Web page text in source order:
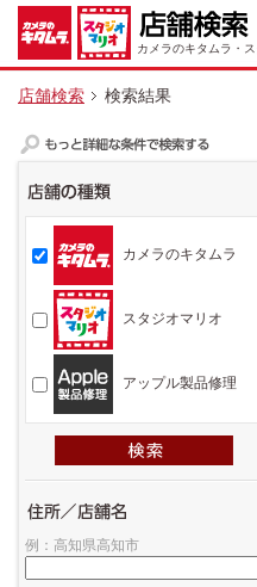
カメラのキタムラ・
店舗検索 検索結果
カメラのキタムラ
スタジオマリオ
アップル製品修理
例：高知県高知市